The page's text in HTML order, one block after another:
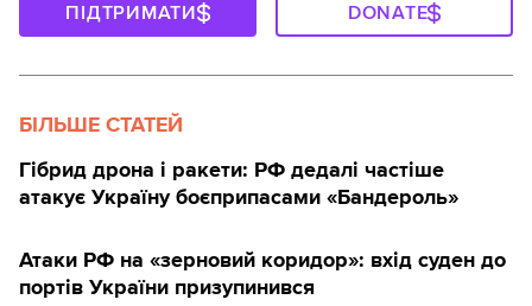
ПІДТРИМАТИ DONATE
БІЛЬШЕ СТАТЕЙ
Гібрид дрона і ракети: РФ дедалі частіше
атакує Україну боєприпасами «Бандероль»
Атаки РФ на «зерновий коридор»: вхід суден до
портів України призупинився